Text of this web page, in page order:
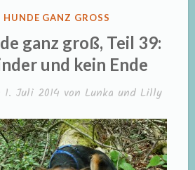
und
HUNDE GANZ GROSS
ganz groß, Teil 39:
und kein Ende
1. Juli 2014 von Lunka und Lilly